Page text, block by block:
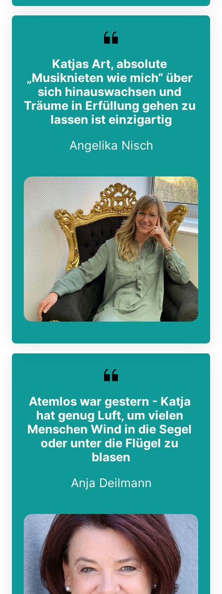
Katjas Art, absolute
„Musiknieten wie mich“ über
sich hinauswachsen und
Träume in Erfüllung gehen zu
lassen ist einzigartig
Angelika Nisch
Atemlos war gestern - Katja
hat genug Luft, um vielen
Menschen Wind in die Segel
oder unter die Flügel zu
blasen
Anja Deilmann